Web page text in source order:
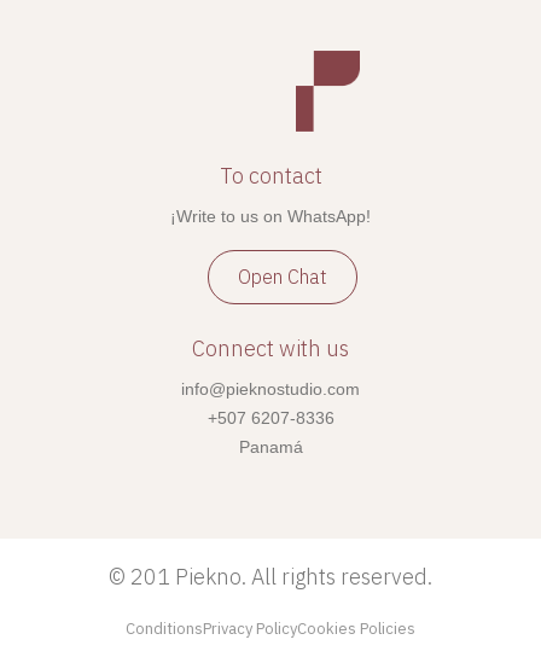
To contact
¡Write to us on WhatsApp!
Open Chat
Connect with us
info@pieknostudio.com
+507 6207-8336
Panamá
© 201 Piekno. All rights reserved.
ConditionsPrivacy PolicyCookies Policies